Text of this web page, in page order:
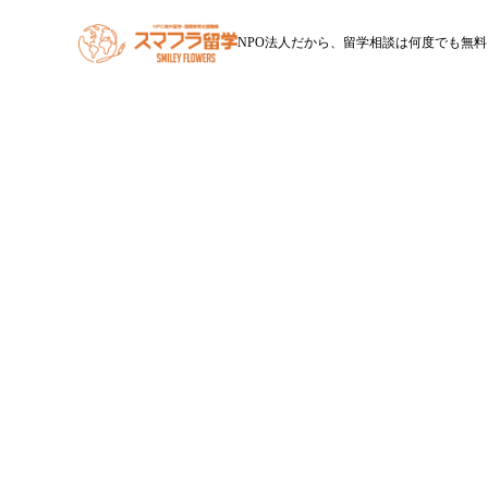
NPO法人だから、留学相談は何度でも無料